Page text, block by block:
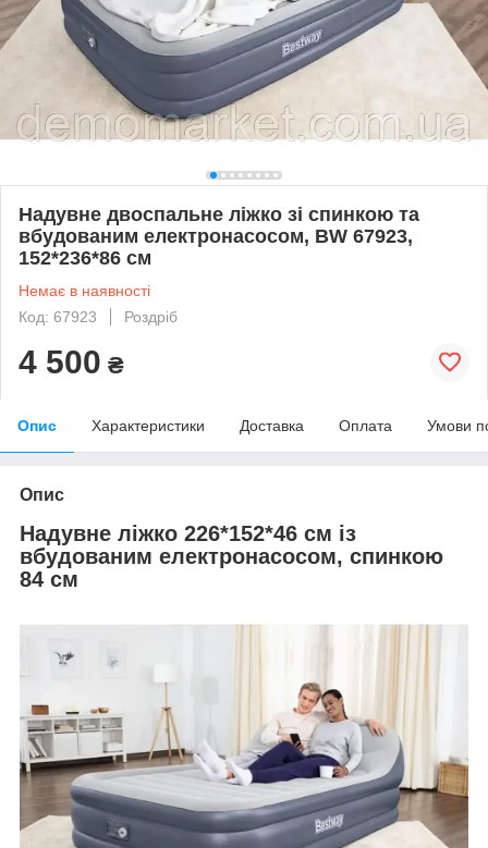
Надувне двоспальне ліжко зі спинкою та
вбудованим електронасосом, BW 67923,
152*236*86 см
Немає в наявності
Код: 67923
Роздріб
4 500 ₴
Опис Характеристики Доставка Оплата Умови
Опис
Надувне ліжко 226*152*46 см із
вбудованим електронасосом, спинкою
84 см